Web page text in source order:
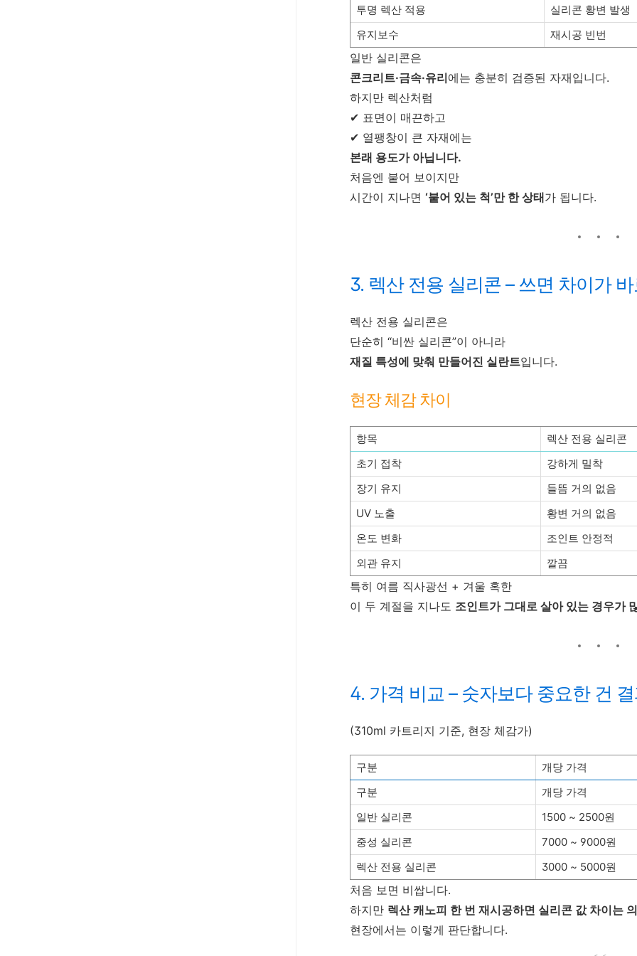
투명 렉산 적용
실리콘 황변 발생
유지보수
재시공 빈번
일반 실리콘은
콘크리트·금속·유리에는 충분히 검증된 자재입니다.
하지만 렉산처럼
✔ 표면이 매끈하고
✔ 열팽창이 큰 자재에는
본래 용도가 아닙니다.
처음엔 붙어 보이지만
시간이 지나면 ‘붙어 있는 척’만 한 상태가 됩니다.
3. 렉산 전용 실리콘 – 쓰면 차이가
렉산 전용 실리콘은
단순히 “비싼 실리콘”이 아니라
재질 특성에 맞춰 만들어진 실란트입니다.
현장 체감 차이
항목
렉산 전용 실리콘
초기 접착
강하게 밀착
장기 유지
들뜸 거의 없음
UV 노출
황변 거의 없음
온도 변화
조인트 안정적
외관 유지
깔끔
특히 여름 직사광선 + 겨울 혹한
이 두 계절을 지나도 조인트가 그대로 살아 있는 경우가
4. 가격 비교 – 숫자보다 중요한 건
(310ml 카트리지 기준, 현장 체감가)
구분 개당 가격
구분
개당 가격
일반 실리콘
1500 ~ 2500원
중성 실리콘
7000 ~ 9000원
렉산 전용 실리콘
3000 ~ 5000원
처음 보면 비쌉니다.
하지만 렉산 캐노피 한 번 재시공하면 실리콘 값 차이는
현장에서는 이렇게 판단합니다.